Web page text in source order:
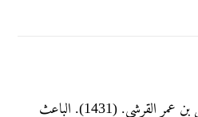
ابن كثير، أبو الفداء إسماعيل بن عمر القرشي. (1431). الباعث